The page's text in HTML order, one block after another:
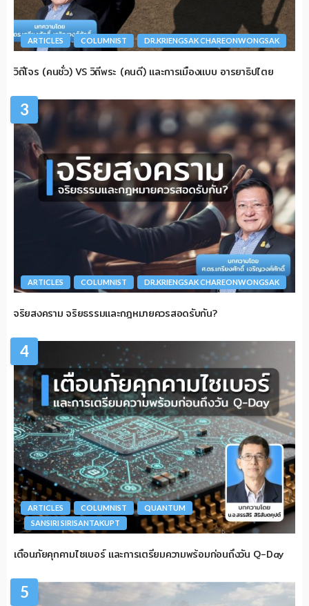
ARTICLES COLUMNIST DR.KRIENGSAK CHAREONWONGSAK
วิถีโจร (คนชั่ว) VS วิถีพระ (คนดี) และการเมืองแบบ อารยาธิปไตย
3
ARTICLES COLUMNIST DR.KRIENGSAK CHAREONWONGSAK
จริยสงคราม จริยธรรมและกฎหมายควรสอดรับกัน?
4
ARTICLES COLUMNIST
QUANTUM
SANSIRI SIRISANTAKUPT
เตือนภัยคุกคามไซเบอร์ และการเตรียมความพร้อมก่อนถึงวัน Q-Day
5